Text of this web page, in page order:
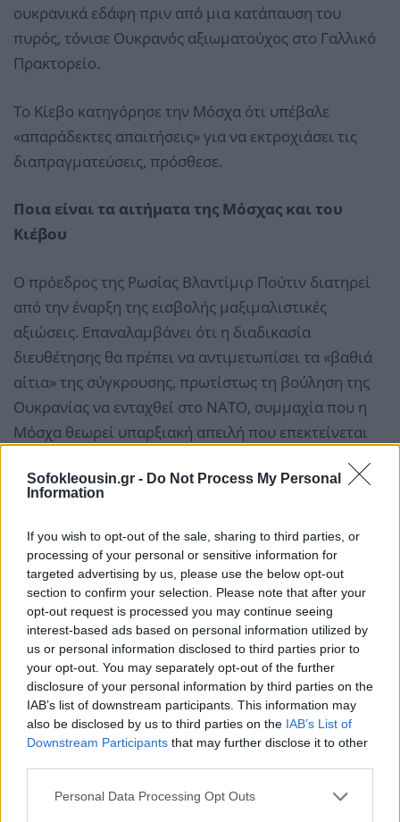
Sofokleousin.gr - Do Not Process My Personal
Information
If you wish to opt-out of the sale, sharing to third parties, or
processing of your personal or sensitive information for
targeted advertising by us, please use the below opt-out
section to confirm your selection. Please note that after your
opt-out request is processed you may continue seeing
interest-based ads based on personal information utilized by
us or personal information disclosed to third parties prior to
your opt-out. You may separately opt-out of the further
disclosure of your personal information by third parties on the
IAB’s list of downstream participants. This information may
also be disclosed by us to third parties on the IAB’s List of
Downstream Participants that may further disclose it to other
Personal Data Processing Opt Outs
ουκρανικά εδάφη πριν από μια κατάπαυση του
πυρός, τόνισε Ουκρανός αξιωματούχος στο Γαλλικό
Πρακτορείο.
Το Κίεβο κατηγόρησε την Μόσχα ότι υπέβαλε
«απαράδεκτες απαιτήσεις» για να εκτροχιάσει τις
διαπραγματεύσεις, πρόσθεσε.
Ποια είναι τα αιτήματα της Μόσχας και του
Κιέβου
Ο πρόεδρος της Ρωσίας Βλαντίμιρ Πούτιν διατηρεί
από την έναρξη της εισβολής μαξιμαλιστικές
αξιώσεις. Επαναλαμβάνει ότι η διαδικασία
διευθέτησης θα πρέπει να αντιμετωπίσει τα «βαθιά
αίτια» της σύγκρουσης, πρωτίστως τη βούληση της
Ουκρανίας να ενταχθεί στο NATO, συμμαχία που η
Μόσχα θεωρεί υπαρξιακή απειλή που επεκτείνεται
Η Ρωσία διεκδικεί εξάλλου τέσσερις περιφέρειες στη
νότια και την ανατολική Ουκρανία, τις οποίες ελέγχει
εν μέρει (Ντονέτσκ, Λουγκάνσκ, Χερσώνα, Ζαπορίζια)
και την χερσόνησο της Κριμαίας, την οποία
προσάρτησε το 2014.
Η Μόσχα ζητεί κυρίως να σταματήσουν οι
παραδόσεις δυτικών όπλων και να αποκλειστούν
ουκρανικές υπερεθνικιστικές ομάδες.
Ο Πούτιν αμφισβητεί τη νομιμότητα του Ζελένσκι,
επιχειρηματολογώντας ότι η πενταετής θητεία του
Ουκρανού προέδρου ολοκληρώθηκε τον Μάιο του